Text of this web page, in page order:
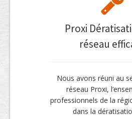
Proxi
réseau
Nous avons réuni au
réseau Proxi,
professionnels de la
dans la